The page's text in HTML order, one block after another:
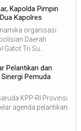
Kapolda Pimpin
Kapolres
organisasi
Daerah
Gatot Tri Su...
Pelantikan dan
Pemuda
KPP-RI Provinsi
agenda pelantikan